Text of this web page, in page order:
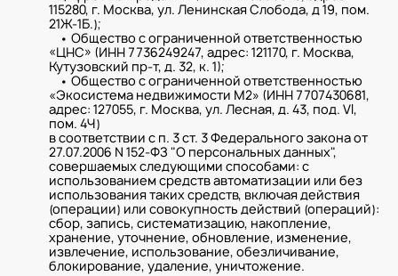
115280, г. Москва, ул. Ленинская Слобода, д 19, пом.
21Ж-1Б.);
• Общество с ограниченной ответственностью
«ЦНС» (ИНН 7736249247, адрес: 121170, г. Москва,
Кутузовский пр-т, д. 32, к. 1);
• Общество с ограниченной ответственностью
«Экосистема недвижимости М2» (ИНН 7707430681,
адрес: 127055, г. Москва, ул. Лесная, д. 43, под. VI,
пом. 4Ч)
в соответствии с п. 3 ст. 3 Федерального закона от
27.07.2006 N 152-ФЗ "О персональных данных",
совершаемых следующими способами: с
использованием средств автоматизации или без
использования таких средств, включая действия
(операции) или совокупность действий (операций):
сбор, запись, систематизацию, накопление,
хранение, уточнение, обновление, изменение,
извлечение, использование, обезличивание,
блокирование, удаление, уничтожение.